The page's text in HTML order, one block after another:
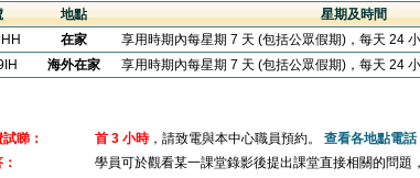
地點 星期及時間
在家 享用時期內每星期 7 天 (包括公眾假期)，每天 24
海外在家 享用時期內每星期 7 天 (包括公眾假期)，每天 24
睇：
首 3 小時，請致電與本中心職員預約。 查看各地點電話
學員可於觀看某一課堂錄影後提出課堂直接相關的問題